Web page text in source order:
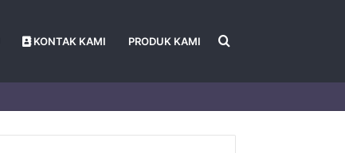
KONTAK KAMI PRODUK KAMI Search